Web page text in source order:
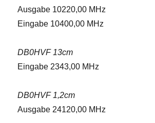
Ausgabe 10220,00 MHz
Eingabe 10400,00 MHz
DB0HVF 13cm
Eingabe 2343,00 MHz
DB0HVF 1,2cm
Ausgabe 24120,00 MHz